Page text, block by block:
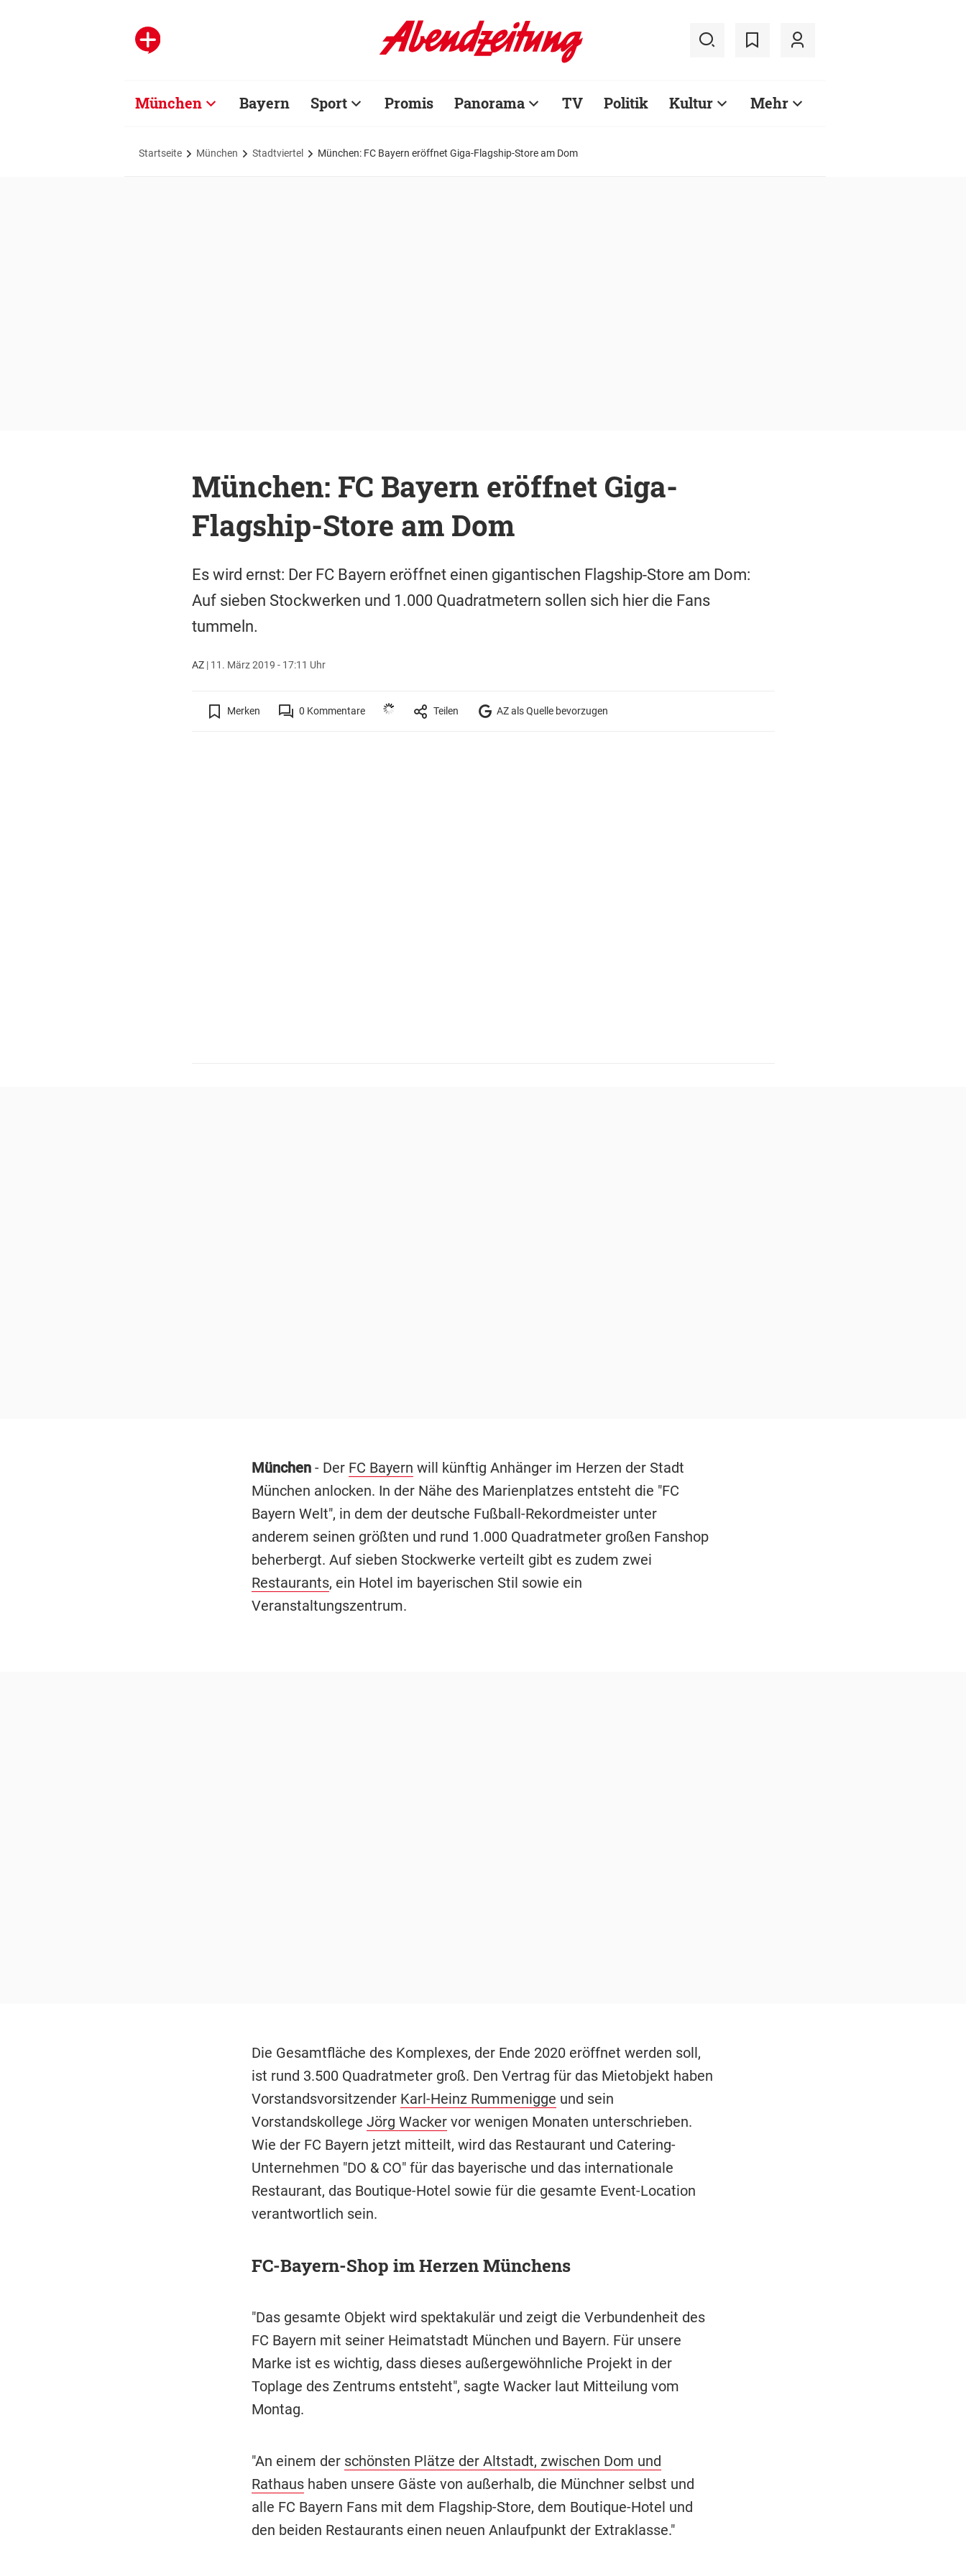
München Bayern Sport Promis Panorama TV Politik Kultur Mehr
Startseite München Stadtviertel München: FC Bayern eröffnet Giga-Flagship-Store am Dom
München: FC Bayern eröffnet Giga-
Flagship-Store am Dom
Es wird ernst: Der FC Bayern eröffnet einen gigantischen Flagship-Store am Dom:
Auf sieben Stockwerken und 1.000 Quadratmetern sollen sich hier die Fans
tummeln.
AZ| 11. März 2019 - 17:11 Uhr
Merken 0 Kommentare Teilen AZ als Quelle bevorzugen
München- Der FC Bayern will künftig Anhänger im Herzen der Stadt
München anlocken. In der Nähe des Marienplatzes entsteht die "FC
Bayern Welt", in dem der deutsche Fußball-Rekordmeister unter
anderem seinen größten und rund 1.000 Quadratmeter großen Fanshop
beherbergt. Auf sieben Stockwerke verteilt gibt es zudem zwei
Restaurants, ein Hotel im bayerischen Stil sowie ein
Veranstaltungszentrum.
Die Gesamtfläche des Komplexes, der Ende 2020 eröffnet werden soll,
ist rund 3.500 Quadratmeter groß. Den Vertrag für das Mietobjekt haben
Vorstandsvorsitzender Karl-Heinz Rummenigge und sein
Vorstandskollege Jörg Wackervor wenigen Monaten unterschrieben.
Wie der FC Bayern jetzt mitteilt, wird das Restaurant und Catering-
Unternehmen "DO & CO" für das bayerische und das internationale
Restaurant, das Boutique-Hotel sowie für die gesamte Event-Location
verantwortlich sein.
FC-Bayern-Shop im Herzen Münchens
"Das gesamte Objekt wird spektakulär und zeigt die Verbundenheit des
FC Bayern mit seiner Heimatstadt München und Bayern. Für unsere
Marke ist es wichtig, dass dieses außergewöhnliche Projekt in der
Toplage des Zentrums entsteht", sagte Wacker laut Mitteilung vom
Montag.
"An einem der schönsten Plätze der Altstadt, zwischen Dom und
Rathaushaben unsere Gäste von außerhalb, die Münchner selbst und
alle FC Bayern Fans mit dem Flagship-Store, dem Boutique-Hotel und
den beiden Restaurants einen neuen Anlaufpunkt der Extraklasse."